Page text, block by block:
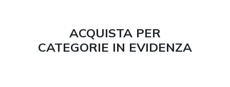
ACQUISTA PER
CATEGORIE IN EVIDENZA